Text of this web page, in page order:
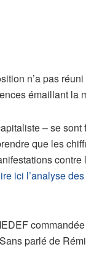
n’a pas
émaillant la
– se sont
que les
ici l’analyse
parlé de